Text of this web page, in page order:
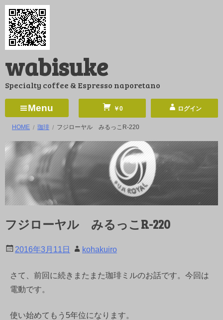
コ
ン
ツ
ス
ッ
wabisuke
Specialty coffee & Espresso naporetano
Menu ￥0 ログイン
HOME 珈琲 フジローヤル みるっこR-220
フジローヤル みるっこR-220
2016年3月11日 kohakuiro
さて、前回に続きまたまた珈琲ミルのお話です。今回は
電動です。
使い始めてもう5年位になります。